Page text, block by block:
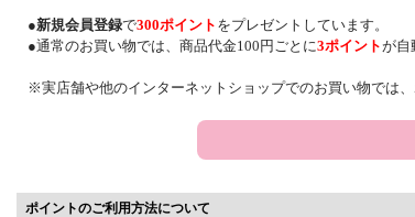
●新規会員登録で300ポイント をプレゼントしています。
●通常のお買い物では、商品代金100円ごとに3ポイントが自
※実店舗や他のインターネットショップでのお買い物では
ポイントのご利用方法について